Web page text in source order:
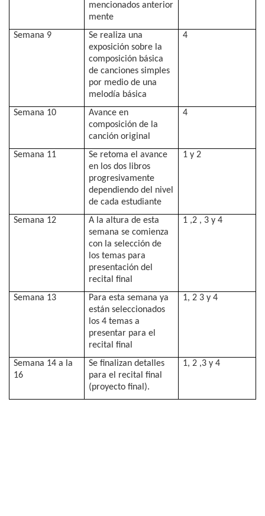
mencionados anterior
mente
Semana 9
Se realiza una
exposición sobre la
composición básica
de canciones simples
por medio de una
melodía básica
4
Semana 10
Avance en
composición de la
canción original
4
Semana 11
Se retoma el avance
en los dos libros
progresivamente
dependiendo del nivel
de cada estudiante
1 y 2
Semana 12
A la altura de esta
semana se comienza
con la selección de
los temas para
presentación del
recital final
1 ,2 , 3 y 4
Semana 13
Para esta semana ya
están seleccionados
los 4 temas a
presentar para el
recital final
1, 2 3 y 4
Semana 14 a la
16
Se finalizan detalles
para el recital final
(proyecto final).
1, 2 ,3 y 4